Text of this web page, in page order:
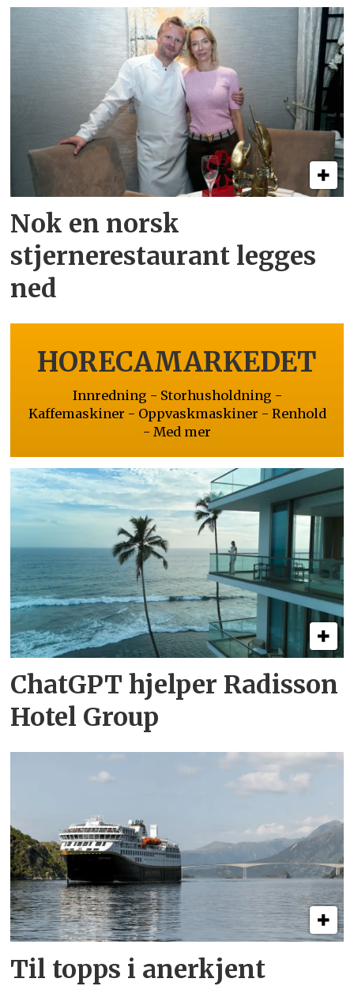
Nok en norsk
stjernerestaurant legges
ned
HORECAMARKEDET
Innredning - Storhusholdning -
Kaffemaskiner - Oppvaskmaskiner - Renhold
- Med mer
ChatGPT hjelper Radisson
Hotel Group
Til topps i anerkjent